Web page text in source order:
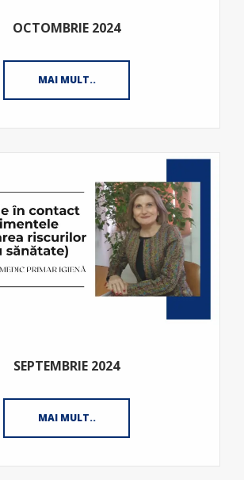
OCTOMBRIE 2024
MAI MULT..
SEPTEMBRIE 2024
MAI MULT..